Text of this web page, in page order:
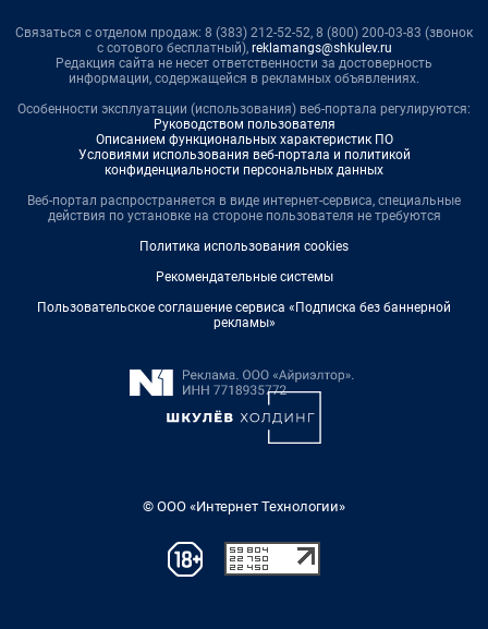
Связаться с отделом продаж: 8 (383) 212-52-52, 8 (800) 200-03-83 (звонок
с сотового бесплатный), reklamangs@shkulev.ru
Редакция сайта не несет ответственности за достоверность
информации, содержащейся в рекламных объявлениях.
Особенности эксплуатации (использования) веб-портала регулируются:
Руководством пользователя
Описанием функциональных характеристик ПО
Условиями использования веб-портала и политикой
конфиденциальности персональных данных
Веб-портал распространяется в виде интернет-сервиса, специальные
действия по установке на стороне пользователя не требуются
Политика использования cookies
Рекомендательные системы
Пользовательское соглашение сервиса «Подписка без баннерной
рекламы»
© ООО «Интернет Технологии»